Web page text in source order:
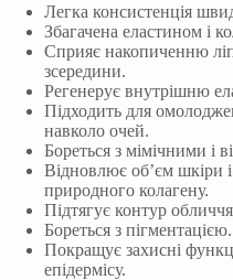
Легка консистенція
Збагачена еластином і
Сприяє накопиченню
зсередини.
Регенерує внутрішню
Підходить для
навколо очей.
Бореться з мімічними і
Відновлює об’єм шкіри
природного колагену.
Підтягує контур
Бореться з пігментацією.
Покращує захисні
епідермісу.